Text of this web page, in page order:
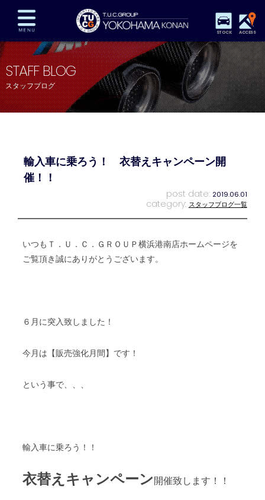
STOCK ACCESS
在庫車両情報 保証&サービス パーツリスト
TUCとは？ 店舗情報 アクセスマップ
全国納車 特別作業 注文販売
プライバシーポリシー
STAFF BLOG
スタッフブログ
輸入車に乗ろう！ 衣替えキャンペーン開
催！！
post date: 2019.06.01
category: スタッフブログ一覧
いつもＴ．Ｕ．Ｃ．ＧＲＯＵＰ横浜港南店ホームページを
ご覧頂き誠にありがとうございます。
６月に突入致しました！
今月は【販売強化月間】です！
という事で、、、
輸入車に乗ろう！！
衣替えキャンペーン 開催致します！！